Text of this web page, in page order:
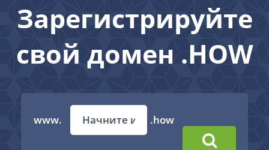
Зарегистрируйте
свой домен .HOW
www. .how